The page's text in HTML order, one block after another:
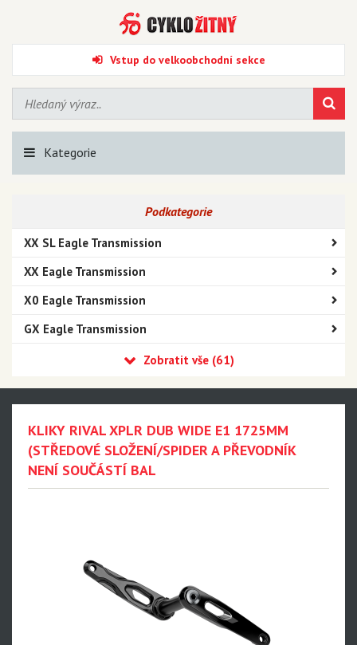
Vstup do velkoobchodní sekce
Kategorie
Podkategorie
XX SL Eagle Transmission
XX Eagle Transmission
X0 Eagle Transmission
GX Eagle Transmission
Eagle 90 Transmission
Eagle 70 Transmission
Eagle S500 - NEW!!!
Eagle S200 - NEW!!!
X01 Eagle AXS
KLIKY RIVAL XPLR DUB WIDE E1 1725MM
(STŘEDOVÉ SLOŽENÍ/SPIDER A PŘEVODNÍK
NENÍ SOUČÁSTÍ BAL